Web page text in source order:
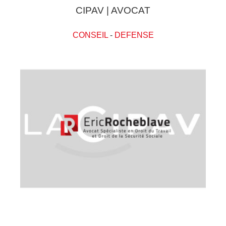
CIPAV | AVOCAT
CONSEIL- DEFENSE